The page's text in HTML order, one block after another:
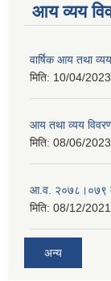
आय व्यय
वार्षिक आय तथा
मिति: 10/04/
आय तथा व्यय
मिति: 08/06/
आ.व. २०७८।०७९
मिति: 08/12/
अन्य